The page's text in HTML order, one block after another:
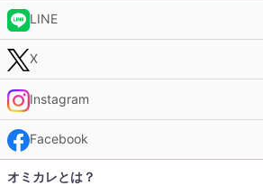
LINE
X
Instagram
Facebook
オミカレとは？